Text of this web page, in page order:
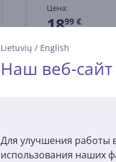
Lietuvių / English
Наш веб-
Для улучшения работы
использования наших
Цена:
1899 €